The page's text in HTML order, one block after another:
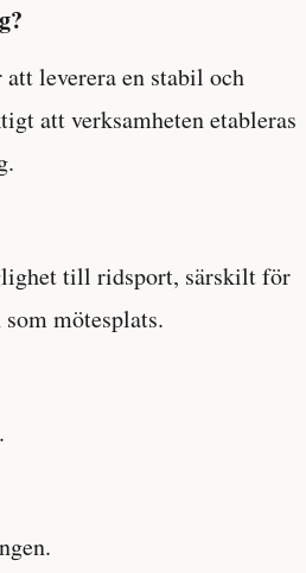
leverera en stabil och
att verksamheten etableras
till ridsport, särskilt för
mötesplats.